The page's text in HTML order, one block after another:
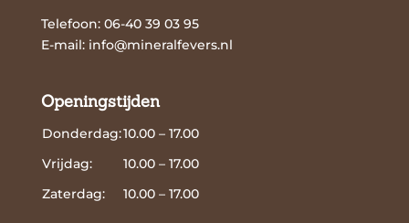
Telefoon: 06-40 39 03 95
E-mail: info@mineralfevers.nl
Openingstijden
Donderdag:10.00 – 17.00
Vrijdag:
10.00 – 17.00
Zaterdag:
10.00 – 17.00